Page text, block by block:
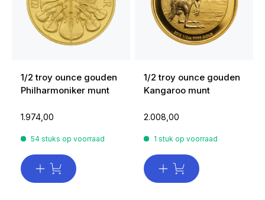
1/2 troy ounce gouden
Philharmoniker munt
1.974,00
54 stuks op voorraad
1/2 troy ounce gouden
Kangaroo munt
2.008,00
1 stuk op voorraad